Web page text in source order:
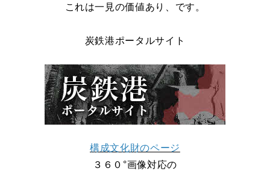
これは一見の価値あり、です。
炭鉄港ポータルサイト
構成文化財のページ
３６０°画像対応の